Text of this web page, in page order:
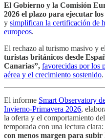
El Gobierno y la Comisión
2026 el plazo para ejecutar
y simplifican la certificación de
europeos.
El rechazo al turismo masivo y
turistas británicos desde
Canarias”, favorecidas por los
aérea y el crecimiento sostenido.
El informe Smart Observatory
Invierno-Primavera 2026,
la oferta y el comportamiento
temporada con una lectura clara:
con menos margen para subir